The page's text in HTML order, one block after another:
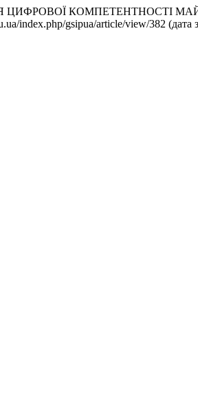
ЦИФРОВОЇ КОМПЕТЕНТНОСТІ
index.php/gsipua/article/view/382 (дата